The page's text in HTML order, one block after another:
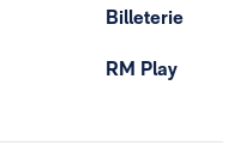
Billeterie
RM Play